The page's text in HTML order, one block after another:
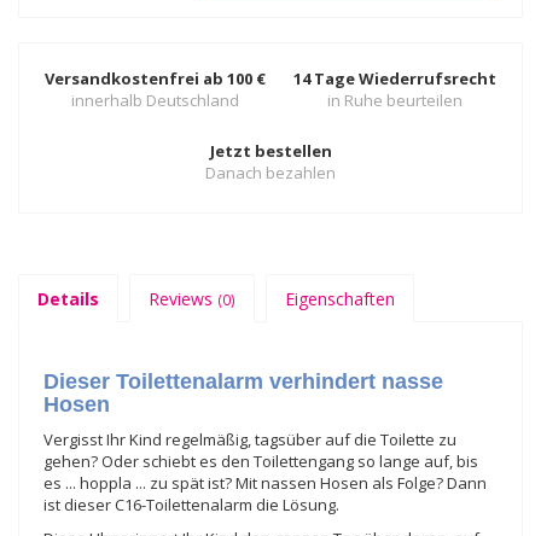
Versandkostenfrei ab 100 €
innerhalb Deutschland
14 Tage Wiederrufsrecht
in Ruhe beurteilen
Jetzt bestellen
Danach bezahlen
Details Reviews (0) Eigenschaften
Dieser Toilettenalarm verhindert nasse
Hosen
Vergisst Ihr Kind regelmäßig, tagsüber auf die Toilette zu
gehen? Oder schiebt es den Toilettengang so lange auf, bis
es ... hoppla ... zu spät ist? Mit nassen Hosen als Folge? Dann
ist dieser C16-Toilettenalarm die Lösung.